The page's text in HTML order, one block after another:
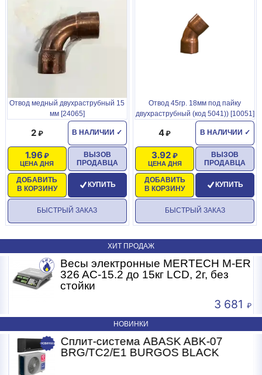
Отвод медный двухраструбный 15
мм [24065]
В НАЛИЧИИ ✓
2
ЦЕНА ДНЯ
1.96
ДОБАВИТЬ
В КОРЗИНУ
ВЫЗОВ
ПРОДАВЦА
КУПИТЬ
БЫСТРЫЙ ЗАКАЗ
Отвод 45гр. 18мм под пайку
двухраструбный (код 5041)) [10051]
В НАЛИЧИИ ✓
4
ЦЕНА ДНЯ
3.92
ДОБАВИТЬ
В КОРЗИНУ
ВЫЗОВ
ПРОДАВЦА
КУПИТЬ
БЫСТРЫЙ ЗАКАЗ
ХИТ ПРОДАЖ
Весы электронные MERTECH M-ER
326 AC-15.2 до 15кг LCD, 2г, без
стойки
3 681
НОВИНКИ
Сплит-система ABASK ABK-07
BRG/TC2/E1 BURGOS BLACK